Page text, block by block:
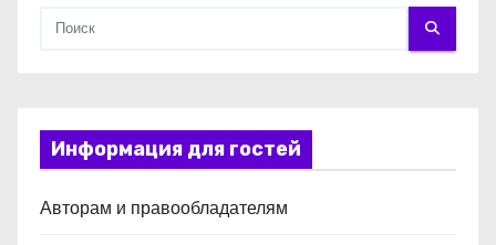
Информация для гостей
Авторам и правообладателям